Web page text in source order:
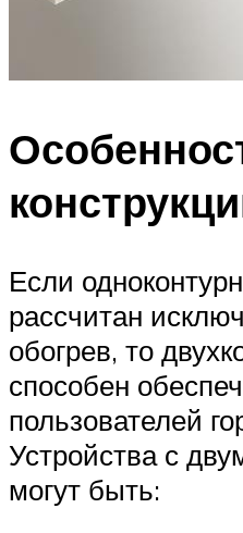
Если
рассчитан
обогрев, то
способен
пользователей
Устройства с
могут быть: